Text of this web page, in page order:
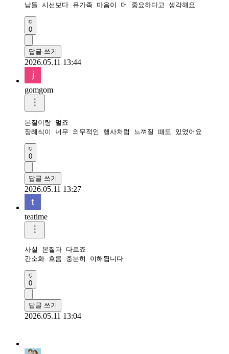
남들 시선보다 유가족 마음이 더 중요하다고 생각해요
0
답글 쓰기
2026.05.11 13:44
gomgom
본질이랑 멀죠
장례식이 너무 의무적인 행사처럼 느껴질 때도 있었어요
0
답글 쓰기
2026.05.11 13:27
teatime
사실 본질과 다르죠
간소화 흐름 충분히 이해됩니다
0
답글 쓰기
2026.05.11 13:04